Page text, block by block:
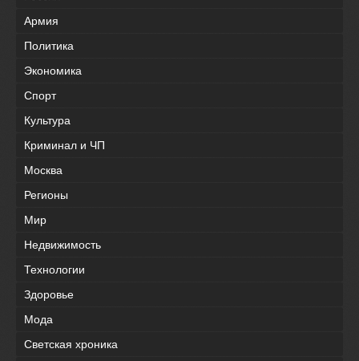
Армия
Политика
Экономика
Спорт
Культура
Криминал и ЧП
Москва
Регионы
Мир
Недвижимость
Технологии
Здоровье
Мода
Светская хроника